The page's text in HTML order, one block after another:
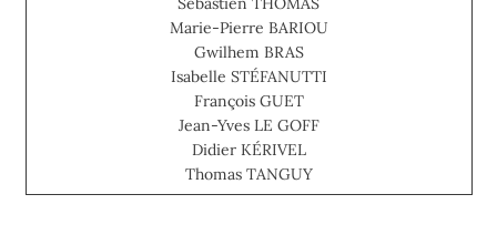
Marie-Pierre BARIOU
Gwilhem BRAS
Isabelle STÉFANUTTI
François GUET
Jean-Yves LE GOFF
Didier KÉRIVEL
Thomas TANGUY